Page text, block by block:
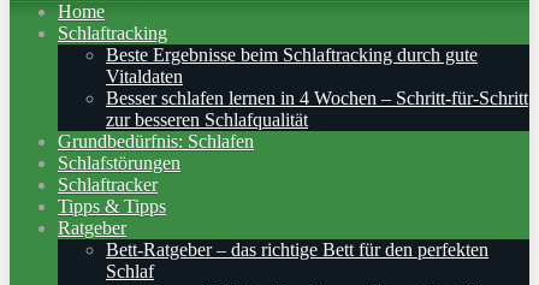
Home
Schlaftracking
Beste Ergebnisse beim Schlaftracking durch gute
Vitaldaten
Besser schlafen lernen in 4 Wochen – Schritt‑für‑Schritt
zur besseren Schlafqualität
Grundbedürfnis: Schlafen
Schlafstörungen
Schlaftracker
Tipps & Tipps
Ratgeber
Bett-Ratgeber – das richtige Bett für den perfekten
Schlaf